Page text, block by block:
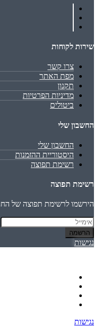
שירות לקוחות
צרו קשר
מפת האתר
תקנון
מדיניות הפרטיות
ביטולים
החשבון שלי
החשבון שלי
היסטוריית ההזמנות
רשימת תפוצה
רשימת תפוצה
הירשמו לרשימת תפוצה של
הרשמה
נגישות
נגישות